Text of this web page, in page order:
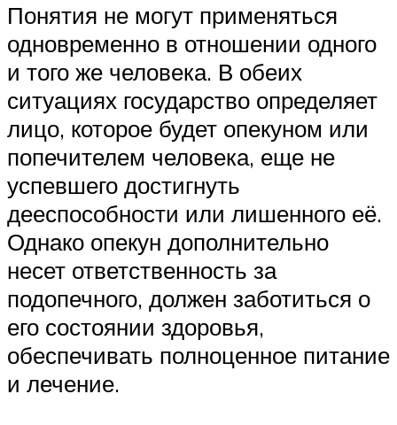
Понятия не могут применяться
одновременно в отношении одного
и того же человека. В обеих
ситуациях государство определяет
лицо, которое будет опекуном или
попечителем человека, еще не
успевшего достигнуть
дееспособности или лишенного её.
Однако опекун дополнительно
несет ответственность за
подопечного, должен заботиться о
его состоянии здоровья,
обеспечивать полноценное питание
и лечение.